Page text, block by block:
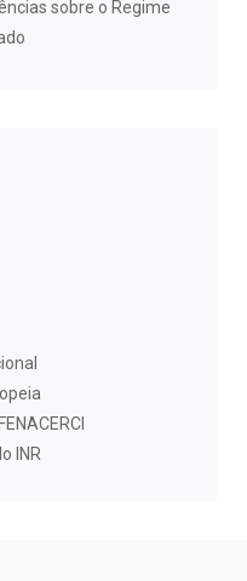
sobre o Regime
INR